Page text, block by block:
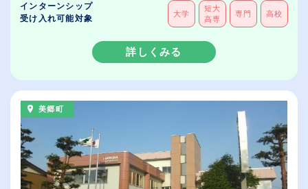
インターンシップ
受け入れ可能対象
大学
短大
高専
専門 高校
詳しくみる
美郷町